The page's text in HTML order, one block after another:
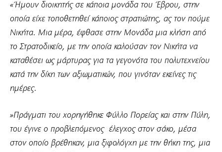
«Ήμουν διοικητής σε κάποια μονάδα του Έβρου, στην
οποία είχε τοποθετηθεί κάποιος στρατιώτης, ας τον πούμε
Νικήτα. Μια μέρα, έφθασε στην Μονάδα μια κλήση από
το Στρατοδικείο, με την οποία καλούσαν τον Νικήτα να
καταθέσει ως μάρτυρας για τα γεγονότα του πολυτεχνείου
κατά την δίκη των αξιωματικών, που γινόταν εκείνες τις
ημέρες.
»Πράγματι του χορηγήθηκε Φύλλο Πορείας και στην Πύλη,
του έγινε ο προβλεπόμενος έλεγχος στον σάκο, μέσα
στον οποίο βρέθηκαν, μια ξιφολόγχη με την θήκη της, μια